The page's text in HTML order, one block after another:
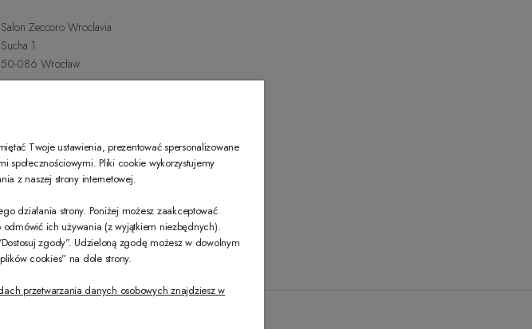
Salon Zeccoro Wroclavia
Sucha 1
50-086 Wrocław
wroclavia@zeccoro.pl
Twoje ustawienia, prezentować spersonalizowane
Pliki cookie wykorzystujemy
z naszej strony internetowej.
działania strony. Poniżej możesz zaakceptować
odmówić ich używania (z wyjątkiem niezbędnych).
zgody”. Udzieloną zgodę możesz w dowolnym
cookies” na dole strony.
przetwarzania danych osobowych znajdziesz w